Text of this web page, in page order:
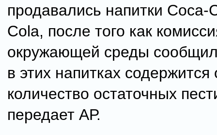
продавались напитки Coca-
Cola, после того как
окружающей среды
в этих напитках содержится
количество остаточных
передает АР.